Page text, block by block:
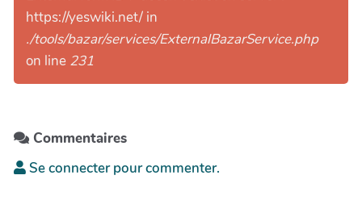
https://yeswiki.net/ in
./tools/bazar/services/ExternalBazarService.php
on line 231
Commentaires
Se connecter pour commenter.